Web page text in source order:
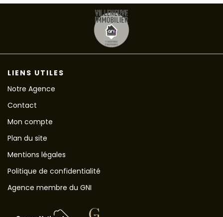
LIENS UTILES
Notre Agence
Contact
Mon compte
Plan du site
Mentions légales
Politique de confidentialité
Agence membre du GNI